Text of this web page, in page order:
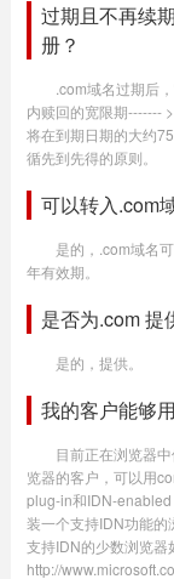
过期且不再续
册？
.com域名过期后
内赎回的宽限期-------
将在到期日期的大约
循先到先得的原则。
可以转入.com
是的，.com域名
年有效期。
是否为.com 提
是的，提供。
我的客户能够
目前正在浏览器
览器的客户，可以用
plug-in和IDN-enabled
装一个支持IDN功能
支持IDN的少数浏览器
http://